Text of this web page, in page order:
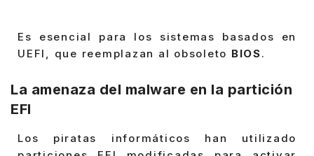
Es esencial para los sistemas basados en
UEFI, que reemplazan al obsoleto BIOS.
La amenaza del malware en la partición
EFI
Los piratas informáticos han utilizado